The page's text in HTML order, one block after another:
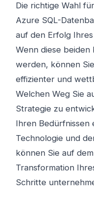
Die richtige Wahl
Azure SQL-
auf den Erfolg
Wenn diese
werden, können
effizienter und
Welchen Weg Sie
Strategie zu
Ihren
Technologie und
können Sie auf
Transformation
Schritte